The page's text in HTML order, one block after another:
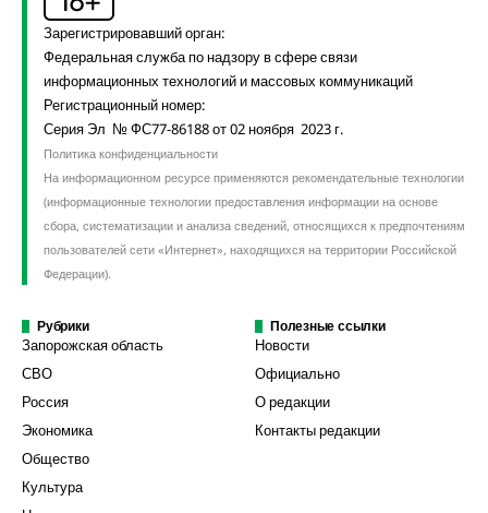
Зарегистрировавший орган:
Федеральная служба по надзору в сфере связи
информационных технологий и массовых коммуникаций
Регистрационный номер:
Серия Эл № ФС77-86188 от 02 ноября 2023 г.
Политика конфиденциальности
На информационном ресурсе применяются рекомендательные технологии
(информационные технологии предоставления информации на основе
сбора, систематизации и анализа сведений, относящихся к предпочтениям
пользователей сети «Интернет», находящихся на территории Российской
Федерации).
Рубрики
Запорожская область
СВО
Россия
Экономика
Общество
Культура
Полезные ссылки
Новости
Официально
О редакции
Контакты редакции